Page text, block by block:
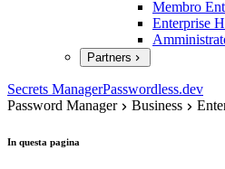
Membro
Enterprise
Partners
Secrets ManagerPasswordless.dev
Password Manager
Business
In questa pagina